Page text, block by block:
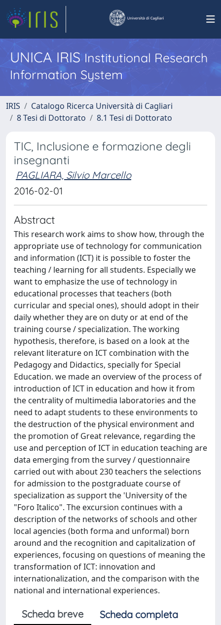
UNICA IRISInstitutional Research
Information System
IRIS
Catalogo Ricerca Università di Cagliari
8 Tesi di Dottorato
8.1 Tesi di Dottorato
TIC, Inclusione e formazione degli
insegnanti
PAGLIARA, Silvio Marcello
2016-02-01
Abstract
This research work aims to show how, through the
appropriate use of technology for communication
and information (ICT) it is possible to foster the
teaching / learning for all students. Especially we
want to emphasize the use of technology in
educational processes that teachers (both
curricular and special ones), should adopt in their
daily whether they are on duty or at end of the
training course / specialization. The working
hypothesis, therefore, is based on a look at the
relevant literature on ICT combination with the
Pedagogy and Didactics, specially for Special
Education. we made an overview of the process of
introduction of ICT in education and how it from
the centrality of multimedia laboratories and the
need to adapt students to these environments to
the destruction of the physical environment and
the promotion of Great relevance, regarding the
use and perception of ICT in education teaching are
data emerging from the survey / questionnaire
carried out with about 230 teachers the selections
for admission to the postgraduate course of
specialization as support the 'University of the
"Foro Italico". The excursion continues with a
description of the networks of schools and other
local agencies (both forma and unformal) born
around and the recognition and capitalization of
experiences, focusing on questions of meaning the
transformation of ICT: innovation and
internationalization, and the comparison with the
national and international experiences.
Scheda breve
Scheda completa